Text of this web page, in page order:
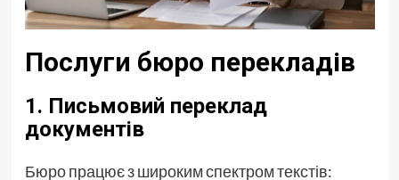
Послуги бюро перекладів
1. Письмовий переклад
документів
Бюро працює з широким спектром текстів: